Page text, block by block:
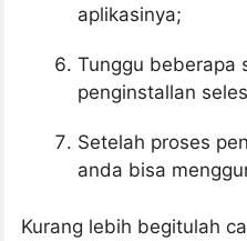
aplikasinya;
Tunggu beberapa
penginstallan
Setelah proses
anda bisa
Kurang lebih begitulah